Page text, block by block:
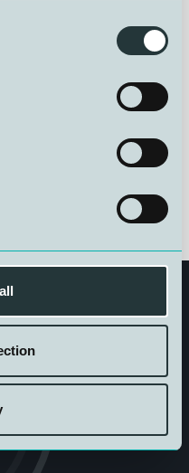
organisasjoner som
avgjørende for at